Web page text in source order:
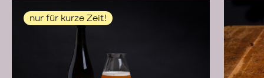
nur für kurze Zeit!